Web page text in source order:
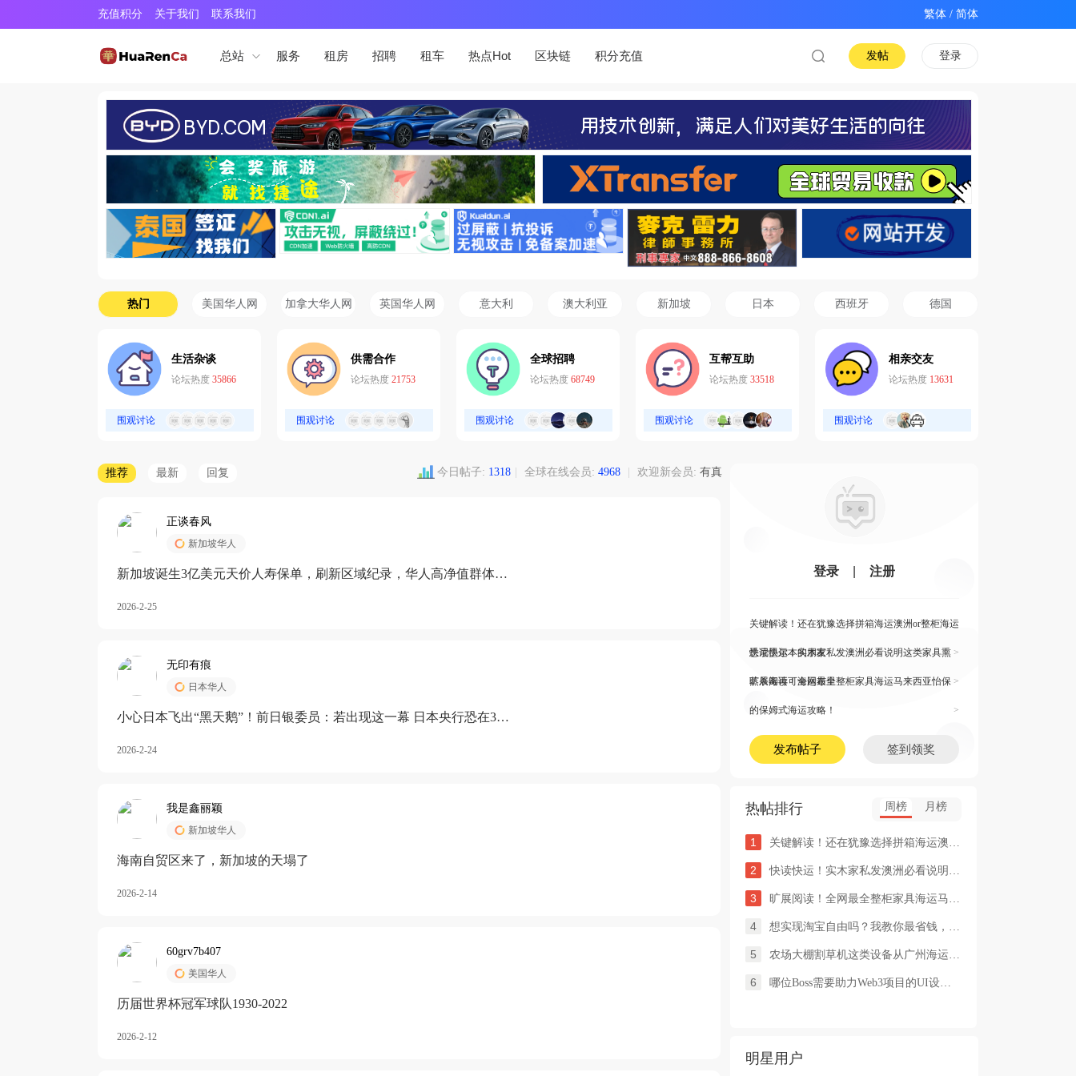
充值积分 关于我们 联系我们 /
总站 服务 租房 招聘 租车 热点Hot 区块链 积分充值 登录
发帖
热门 美国华人网 加拿大华人网 英国华人网 意大利 澳大利亚 新加坡 日本 西班牙 德国
生活杂谈
论坛热度 35866
围观讨论
供需合作
论坛热度 21753
围观讨论
全球招聘
论坛热度 68749
围观讨论
互帮互助
论坛热度 33518
围观讨论
相亲交友
论坛热度 13631
围观讨论
推荐 最新 回复 今日帖子: 1318 全球在线会员: 4968 欢迎新会员: 有真
正谈春风
新加坡华人
新加坡诞生3亿美元天价人寿保单，刷新区域纪录，华人高净值群体成
2026-2-25
无印有痕
日本华人
小心日本飞出“黑天鹅”！前日银委员：若出现这一幕 日本央行恐在3月
2026-2-24
我是鑫丽颖
新加坡华人
海南自贸区来了，新加坡的天塌了
2026-2-14
60grv7b407
美国华人
历届世界杯冠军球队1930-2022
2026-2-12
登录 注册
关键解读！还在犹豫选择拼箱海运澳洲or整柜海运
悉尼墨尔本的朋友 >
快读快运！实木家私发澳洲必看说明这类家具熏
蒸杀毒再可海运布里 >
旷展阅读！全网最全整柜家具海运马来西亚怡保
的保姆式海运攻略！ >
发布帖子 签到领奖
热帖排行 周榜 月榜
1 关键解读！还在犹豫选择拼箱海运澳洲or整柜海运悉尼墨尔本的朋友
2 快读快运！实木家私发澳洲必看说明这类家具熏蒸杀毒再可海运布里
3 旷展阅读！全网最全整柜家具海运马来西亚怡保的保姆式海运攻略！
4 想实现淘宝自由吗？我教你最省钱，最方便的方法
5 农场大棚割草机这类设备从广州海运到澳洲堪培拉过海关需要提供什
6 哪位Boss需要助力Web3项目的UI设计，或qian
明星用户